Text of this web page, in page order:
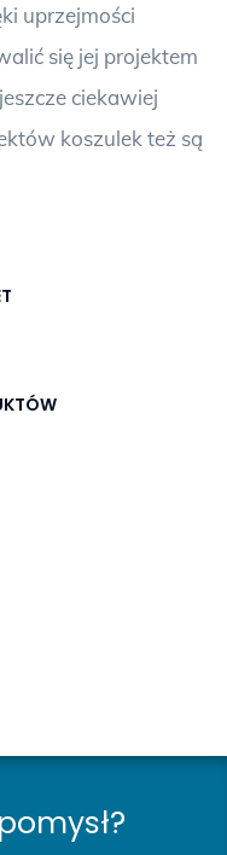
uprzejmości
się jej projektem
ciekawiej
koszulek też są